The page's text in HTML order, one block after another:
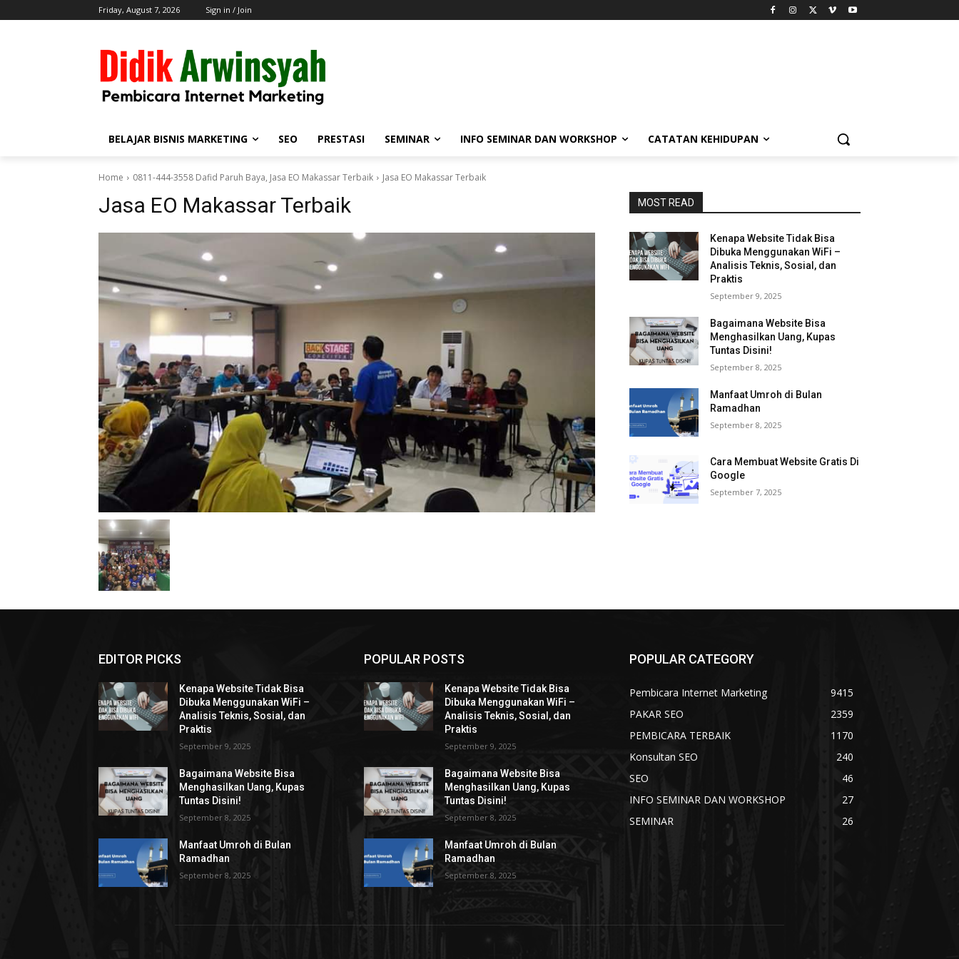
Friday, August 7, 2026 Sign in / Join
BELAJAR BISNIS MARKETING SEO PRESTASI SEMINAR INFO SEMINAR DAN WORKSHOP CATATAN KEHIDUPAN
Home 0811-444-3558 Dafid Paruh Baya, Jasa EO Makassar Terbaik Jasa EO Makassar Terbaik
Jasa EO Makassar Terbaik MOST READ
Kenapa Website Tidak Bisa
Dibuka Menggunakan WiFi –
Analisis Teknis, Sosial, dan
Praktis
September 9, 2025
Bagaimana Website Bisa
Menghasilkan Uang, Kupas
Tuntas Disini!
September 8, 2025
Manfaat Umroh di Bulan
Ramadhan
September 8, 2025
Cara Membuat Website Gratis Di
Google
September 7, 2025
EDITOR PICKS
Kenapa Website Tidak Bisa
Dibuka Menggunakan WiFi –
Analisis Teknis, Sosial, dan
Praktis
September 9, 2025
Bagaimana Website Bisa
Menghasilkan Uang, Kupas
Tuntas Disini!
September 8, 2025
Manfaat Umroh di Bulan
Ramadhan
September 8, 2025
POPULAR POSTS
Kenapa Website Tidak Bisa
Dibuka Menggunakan WiFi –
Analisis Teknis, Sosial, dan
Praktis
September 9, 2025
Bagaimana Website Bisa
Menghasilkan Uang, Kupas
Tuntas Disini!
September 8, 2025
Manfaat Umroh di Bulan
Ramadhan
September 8, 2025
POPULAR CATEGORY
Pembicara Internet Marketing
9415
PAKAR SEO
2359
PEMBICARA TERBAIK
1170
Konsultan SEO
240
SEO
46
INFO SEMINAR DAN WORKSHOP
27
SEMINAR
26